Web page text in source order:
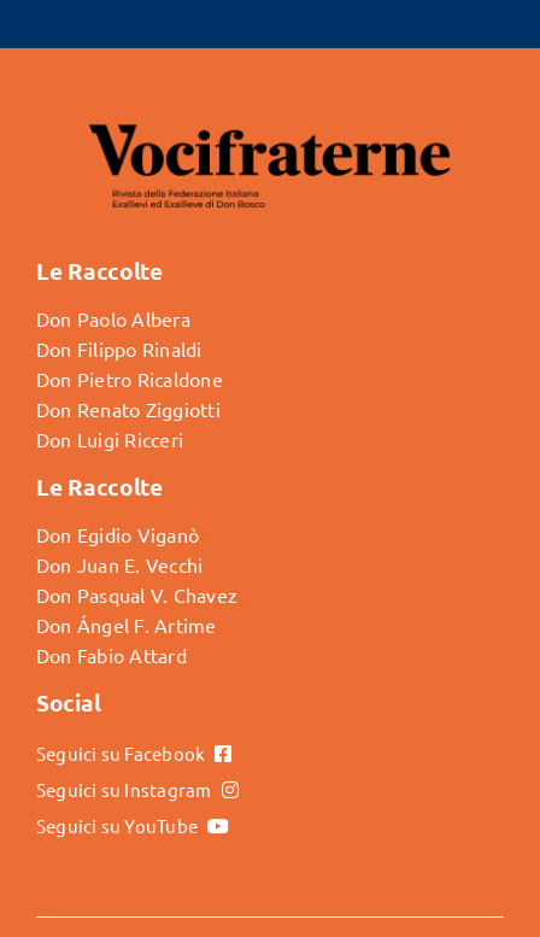
Le Raccolte
Don Paolo Albera
Don Filippo Rinaldi
Don Pietro Ricaldone
Don Renato Ziggiotti
Don Luigi Ricceri
Le Raccolte
Don Egidio Viganò
Don Juan E. Vecchi
Don Pasqual V. Chavez
Don Ángel F. Artime
Don Fabio Attard
Social
Seguici su Facebook
Seguici su Instagram
Seguici su YouTube